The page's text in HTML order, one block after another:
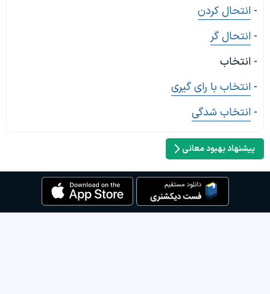
- انتحال کردن
- انتحال گر
- انتخاب
- انتخاب با رای گیری
- انتخاب شدگی
پیشنهاد بهبود معانی